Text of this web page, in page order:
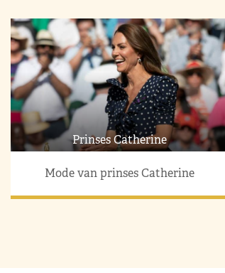
Prinses Catherine
Mode van prinses Catherine